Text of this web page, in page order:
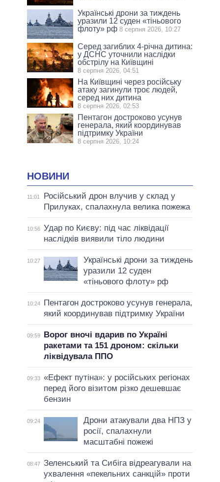
Українські дрони за тиждень
уразили 12 суден «тіньового
флоту» рф 8 серпня 2026, 10:27
Серед загиблих 4-річна дитина:
у ДСНС уточнили наслідки
обстрілу на Київщині
8 серпня 2026, 04:51
На Київщині через російську
атаку загинули троє людей,
серед них дитина
8 серпня 2026, 02:53
Пентагон достроково усунув
генерала, який координував
підтримку України
8 серпня 2026, 10:24
НОВИНИ
11:01
Російський дрон влучив у склад у
Прилуках, спалахнула велика пожежа
10:56 Удар по Києву: під час ліквідації
наслідків виявили тіло людини
10:27
Українські дрони за тиждень
уразили 12 суден
«тіньового флоту» рф
10:24
Пентагон достроково усунув генерала,
який координував підтримку України
09:59
Ворог вночі вдарив по Україні
ракетами та 151 дроном: скільки
ліквідувала ППО
09:33 «Ефект путіна»: у російських регіонах
перед його візитом різко дешевшає
бензин
09:24
Дрони атакували два НПЗ у
росії, спалахнули
масштабні пожежі
08:47 Зеленський та Сибіга відреагували на
ухвалення «пекельних санкцій» проти